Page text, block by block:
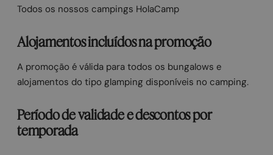
Todos os nossos campings HolaCamp
Alojamentos incluídos na promoção
A promoção é válida para todos os bungalows e
alojamentos do tipo glamping disponíveis no camping.
Período de validade e descontos por
temporada